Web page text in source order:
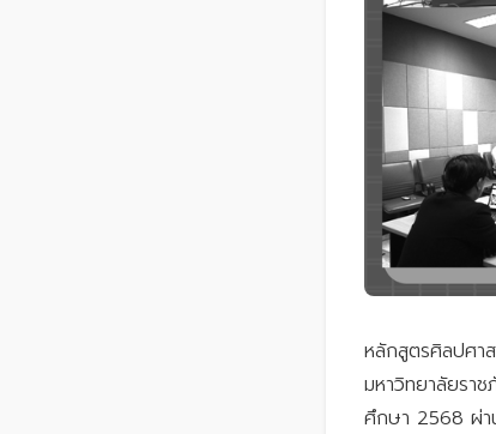
หลักสูตรศิลปศา
มหาวิทยาลัยรา
ศึกษา 2568 ผ่า